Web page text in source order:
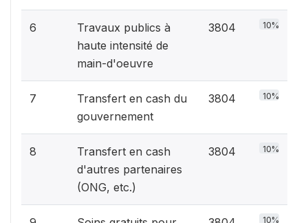
6
Travaux publics à
haute intensité de
main-d'oeuvre
3804 10%
7
Transfert en cash du
gouvernement
3804 10%
8
Transfert en cash
d'autres partenaires
(ONG, etc.)
3804 10%
10%